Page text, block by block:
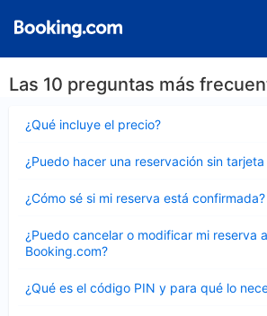
Las 10 preguntas más
¿Qué incluye el precio?
cerrado
¿Puedo hacer una reservación sin
cerrado
¿Cómo sé si mi reserva está confirmada?
cerrado
¿Puedo cancelar o modificar mi reserva
Booking.com?
cerrado
¿Qué es el código PIN y para qué lo
cerrado